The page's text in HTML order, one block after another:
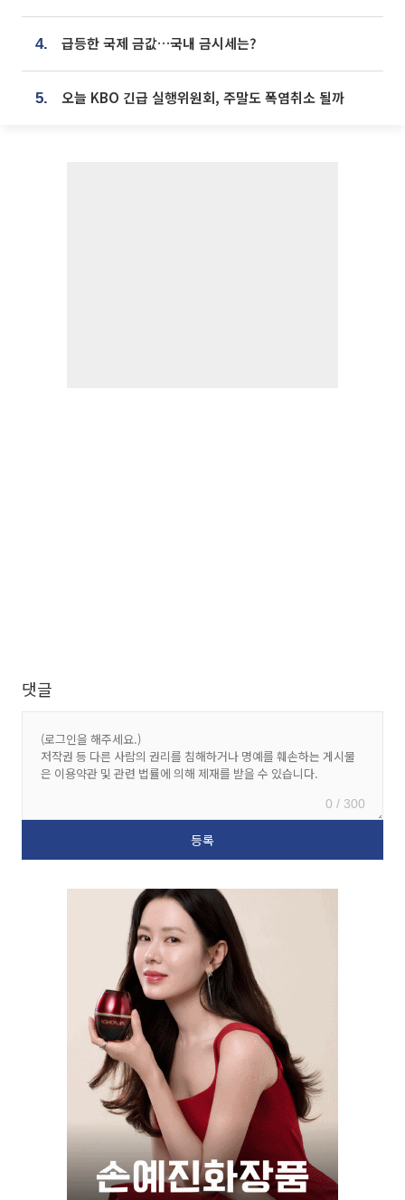
4. 급등한 국제 금값…국내 금시세는?
5. 오늘 KBO 긴급 실행위원회, 주말도 폭염취소 될까
댓글
0 / 300